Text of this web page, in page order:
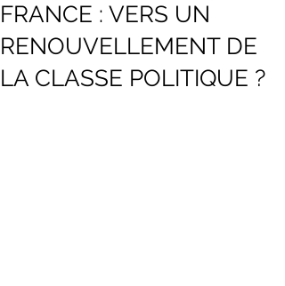
FRANCE : VERS UN
RENOUVELLEMENT DE
LA CLASSE POLITIQUE ?